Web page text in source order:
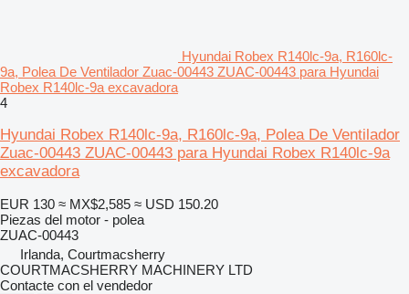
Hyundai Robex R140lc-9a, R160lc-
9a, Polea De Ventilador Zuac-00443 ZUAC-00443 para Hyundai
Robex R140lc-9a excavadora
4
Hyundai Robex R140lc-9a, R160lc-9a, Polea De Ventilador
Zuac-00443 ZUAC-00443 para Hyundai Robex R140lc-9a
excavadora
EUR 130 ≈ MX$2,585 ≈ USD 150.20
Piezas del motor - polea
ZUAC-00443
Irlanda, Courtmacsherry
COURTMACSHERRY MACHINERY LTD
Contacte con el vendedor